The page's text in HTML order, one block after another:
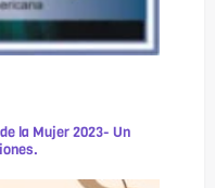
la Mujer 2023- Un